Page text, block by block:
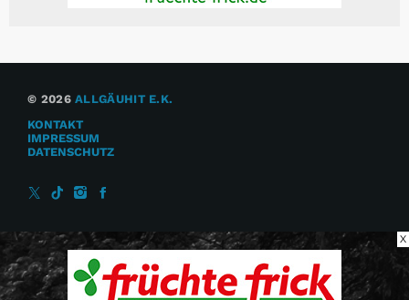
© 2026ALLGÄUHIT E.K.
KONTAKT
IMPRESSUM
DATENSCHUTZ
X